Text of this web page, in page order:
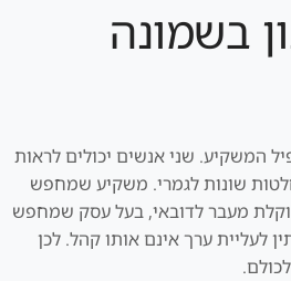
בשמונה
המשקיע. שני אנשים יכולים לראות
שונות לגמרי. משקיע שמחפש
מעבר לדובאי, בעל עסק שמחפש
לעליית ערך אינם אותו קהל. לכן